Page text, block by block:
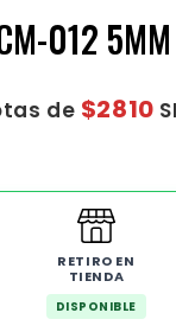
012
de $2810
RETIRO EN
TIENDA
DISPONIBLE